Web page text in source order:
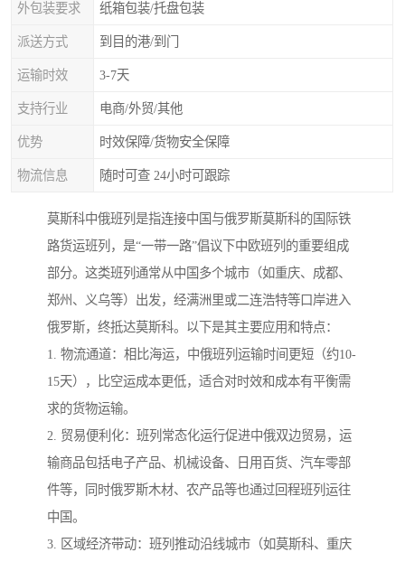
外包装要求 纸箱包装/托盘包装
派送方式 到目的港/到门
运输时效 3-7天
支持行业 电商/外贸/其他
优势 时效保障/货物安全保障
物流信息 随时可查 24小时可跟踪
莫斯科中俄班列是指连接中国与俄罗斯莫斯科的国际铁
路货运班列，是“一带一路”倡议下中欧班列的重要组成
部分。这类班列通常从中国多个城市（如重庆、成都、
郑州、义乌等）出发，经满洲里或二连浩特等口岸进入
俄罗斯，终抵达莫斯科。以下是其主要应用和特点：
1. 物流通道：相比海运，中俄班列运输时间更短（约10-
15天），比空运成本更低，适合对时效和成本有平衡需
求的货物运输。
2. 贸易便利化：班列常态化运行促进中俄双边贸易，运
输商品包括电子产品、机械设备、日用百货、汽车零部
件等，同时俄罗斯木材、农产品等也通过回程班列运往
中国。
3. 区域经济带动：班列推动沿线城市（如莫斯科、重庆